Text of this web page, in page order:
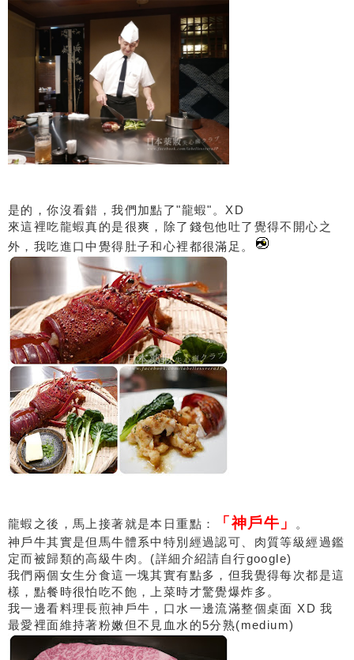
是的，你沒看錯，我們加點了"龍蝦"。XD
來這裡吃龍蝦真的是很爽，除了錢包他吐了覺得不開心之
外，我吃進口中覺得肚子和心裡都很滿足。
龍蝦之後，馬上接著就是本日重點： 「神戶牛」
。
神戶牛其實是但馬牛體系中特別經過認可、肉質等級經過鑑
定而被歸類的高級牛肉。(詳細介紹請自行google)
我們兩個女生分食這一塊其實有點多，但我覺得每次都是這
樣，點餐時很怕吃不飽，上菜時才驚覺爆炸多。
我一邊看料理長煎神戶牛，口水一邊流滿整個桌面 XD 我
最愛裡面維持著粉嫩但不見血水的5分熟(medium)